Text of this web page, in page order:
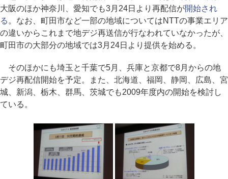
大阪のほか神奈川、愛知でも3月24日より再配信が開始され
る 。なお、町田市など一部の地域についてはNTTの事業エリア
の違いからこれまで地デジ再送信が行なわれていなかったが、
町田市の大部分の地域では3月24日より提供を始める。
そのほかにも埼玉と千葉で5月、兵庫と京都で8月からの地
デジ再配信開始を予定。また、北海道、福岡、静岡、広島、宮
城、新潟、栃木、群馬、茨城でも2009年度内の開始を検討し
ている。